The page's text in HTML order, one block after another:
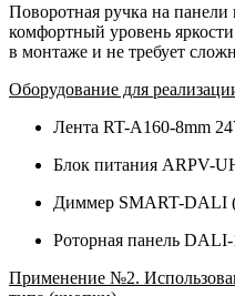
Поворотная ручка на панели
комфортный уровень
в монтаже и не требует
Оборудование для
Лента RT-A160-8mm
Блок питания ARPV-
Диммер SMART-DALI
Роторная панель
Применение №2.